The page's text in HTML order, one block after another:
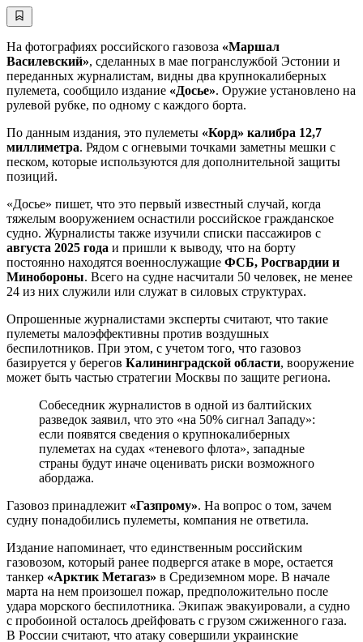
На фотографиях российского газовоза «Маршал
Василевский», сделанных в мае погранслужбой Эстонии и
переданных журналистам, видны два крупнокалиберных
пулемета, сообщило издание «Досье». Оружие установлено на
рулевой рубке, по одному с каждого борта.
По данным издания, это пулеметы «Корд» калибра 12,7
миллиметра. Рядом с огневыми точками заметны мешки с
песком, которые используются для дополнительной защиты
позиций.
«Досье» пишет, что это первый известный случай, когда
тяжелым вооружением оснастили российское гражданское
судно. Журналисты также изучили списки пассажиров с
августа 2025 года и пришли к выводу, что на борту
постоянно находятся военнослужащие ФСБ, Росгвардии и
Минобороны. Всего на судне насчитали 50 человек, не менее
24 из них служили или служат в силовых структурах.
Опрошенные журналистами эксперты считают, что такие
пулеметы малоэффективны против воздушных
беспилотников. При этом, с учетом того, что газовоз
базируется у берегов Калининградской области, вооружение
может быть частью стратегии Москвы по защите региона.
Собеседник журналистов в одной из балтийских
разведок заявил, что это «на 50% сигнал Западу»:
если появятся сведения о крупнокалиберных
пулеметах на судах «теневого флота», западные
страны будут иначе оценивать риски возможного
абордажа.
Газовоз принадлежит «Газпрому». На вопрос о том, зачем
судну понадобились пулеметы, компания не ответила.
Издание напоминает, что единственным российским
газовозом, который ранее подвергся атаке в море, остается
танкер «Арктик Метагаз» в Средиземном море. В начале
марта на нем произошел пожар, предположительно после
удара морского беспилотника. Экипаж эвакуировали, а судно
с пробоиной осталось дрейфовать с грузом сжиженного газа.
В России считают, что атаку совершили украинские